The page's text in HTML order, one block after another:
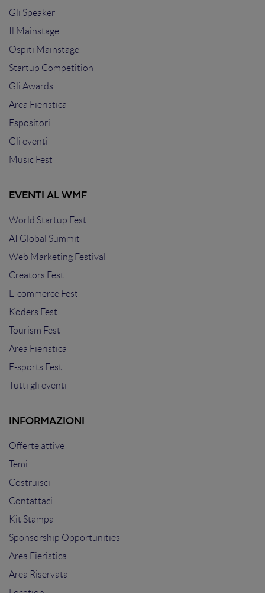
Gli Speaker
Il Mainstage
Ospiti Mainstage
Startup Competition
Gli Awards
Area Fieristica
Espositori
Gli eventi
Music Fest
EVENTI AL WMF
World Startup Fest
AI Global Summit
Web Marketing Festival
Creators Fest
E-commerce Fest
Koders Fest
Tourism Fest
Area Fieristica
E-sports Fest
Tutti gli eventi
INFORMAZIONI
Offerte attive
Temi
Costruisci
Contattaci
Kit Stampa
Sponsorship Opportunities
Area Fieristica
Area Riservata